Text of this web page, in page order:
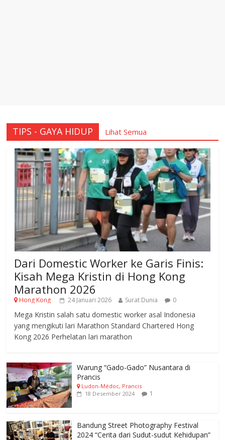
TIPS - GAYA HIDUP Lihat Semua
Dari Domestic Worker ke Garis Finis:
Kisah Mega Kristin di Hong Kong
Marathon 2026
Hong Kong 24 Januari 2026 Surat Dunia 0
Mega Kristin salah satu domestic worker asal Indonesia
yang mengikuti lari Marathon Standard Chartered Hong
Kong 2026 Perhelatan lari marathon
Warung “Gado-Gado” Nusantara di
Prancis
Ludon-Médoc, Prancis
18 Desember 2024
1
Bandung Street Photography Festival
2024 “Cerita dari Sudut-sudut Kehidupan”